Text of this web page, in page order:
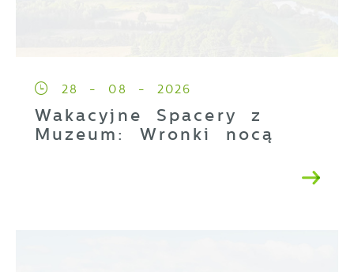
28 - 08 - 2026
Wakacyjne Spacery z
Muzeum: Wronki nocą